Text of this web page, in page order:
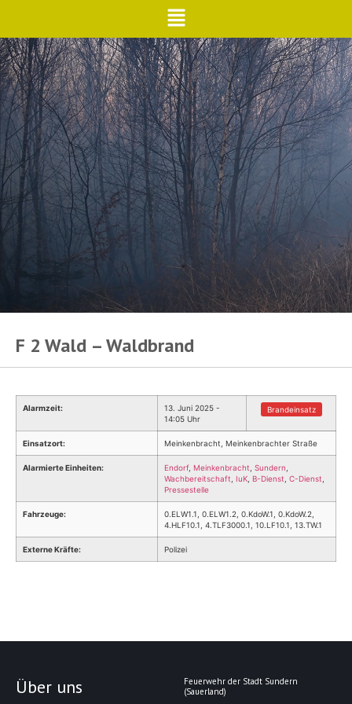
F 2 Wald – Waldbrand
Alarmzeit:
13. Juni 2025 -
14:05 Uhr
Brandeinsatz
Einsatzort: Meinkenbracht, Meinkenbrachter Straße
Alarmierte Einheiten: Endorf, Meinkenbracht Sundern
Wachbereitschaft IuK B-Dienst C-Dienst
Pressestelle
Fahrzeuge:
0.ELW1.1, 0.ELW1.2, 0.KdoW.1, 0.KdoW.2,
4.HLF10.1, 4.TLF3000.1, 10.LF10.1, 13.TW.1
Externe Kräfte: Polizei
Über uns
Feuerwehr der Stadt Sundern
(Sauerland)